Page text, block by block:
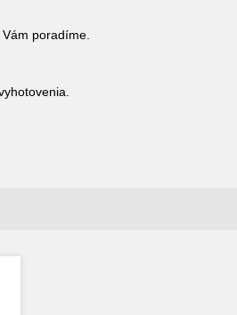
poradíme.